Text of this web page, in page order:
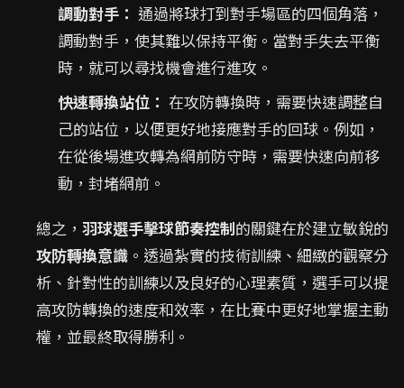
調動對手： 通過將球打到對手場區的四個角落，
調動對手，使其難以保持平衡。當對手失去平衡
時，就可以尋找機會進行進攻。
快速轉換站位： 在攻防轉換時，需要快速調整自
己的站位，以便更好地接應對手的回球。例如，
在從後場進攻轉為網前防守時，需要快速向前移
動，封堵網前。
總之， 羽球選手擊球節奏控制的關鍵在於建立敏銳的
攻防轉換意識 。透過紮實的技術訓練、細緻的觀察分
析、針對性的訓練以及良好的心理素質，選手可以提
高攻防轉換的速度和效率，在比賽中更好地掌握主動
權，並最終取得勝利。